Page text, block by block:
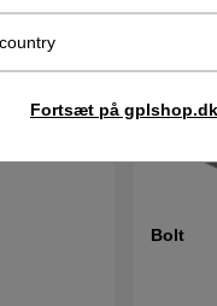
Fortsæt på gplshop.dk
Bolt